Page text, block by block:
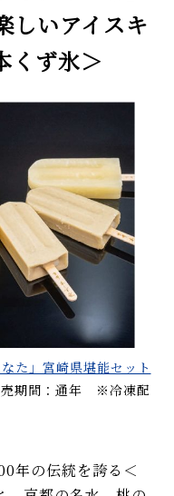
しいアイスキ
くず氷＞
た」宮崎県堪能セット
期間：通年 ※冷凍配
年の伝統を誇る＜